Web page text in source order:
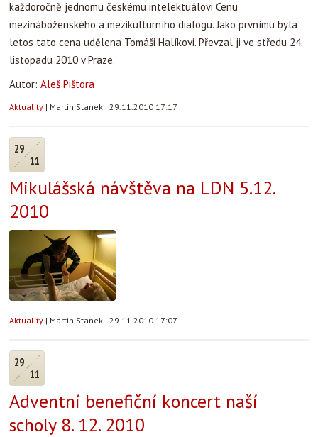
každoročně jednomu českému intelektuálovi Cenu
mezináboženského a mezikulturního dialogu. Jako prvnímu byla
letos tato cena udělena Tomáši Halíkovi. Převzal ji ve středu 24.
listopadu 2010 v Praze.
Autor: Aleš Pištora
Aktuality | Martin Stanek | 29.11.2010 17:17
29
11
Mikulášská návštěva na LDN 5.12.
2010
Aktuality | Martin Stanek | 29.11.2010 17:07
29
11
Adventní benefiční koncert naší
scholy 8. 12. 2010